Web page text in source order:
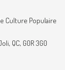
Culture Populaire
, QC, G0R 3G0